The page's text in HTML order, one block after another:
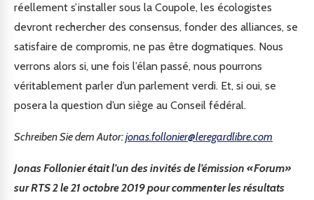
réellement s’installer sous la Coupole, les écologistes
devront rechercher des consensus, fonder des alliances, se
satisfaire de compromis, ne pas être dogmatiques. Nous
verrons alors si, une fois l’élan passé, nous pourrons
véritablement parler d’un parlement verdi. Et, si oui, se
posera la question d’un siège au Conseil fédéral.
Schreiben Sie dem Autor:jonas.follonier@leregardlibre.com
Jonas Follonier était l’un des invités de l’émission «Forum»
sur RTS 2 le 21 octobre 2019 pour commenter les résultats